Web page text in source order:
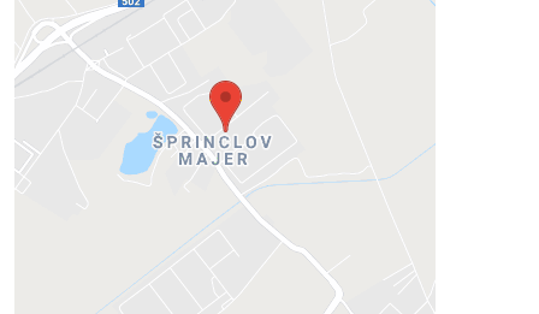
Externý obsah je blokovaný
Prajete si načítať externý obsah?
Povoliť tentokrát
Povoliť a zapamätať - súhlas s druhom
cookie: Funkčné
Otvoriť obsah v novom okne